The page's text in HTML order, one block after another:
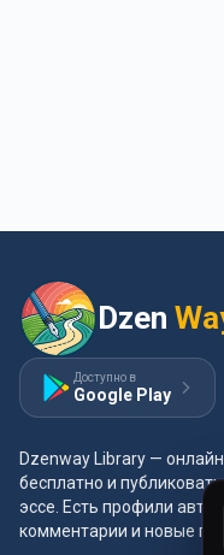
Dzen
Доступно в
Google Play
Dzenway Library —
бесплатно и
эссе. Есть профили
комментарии и новые